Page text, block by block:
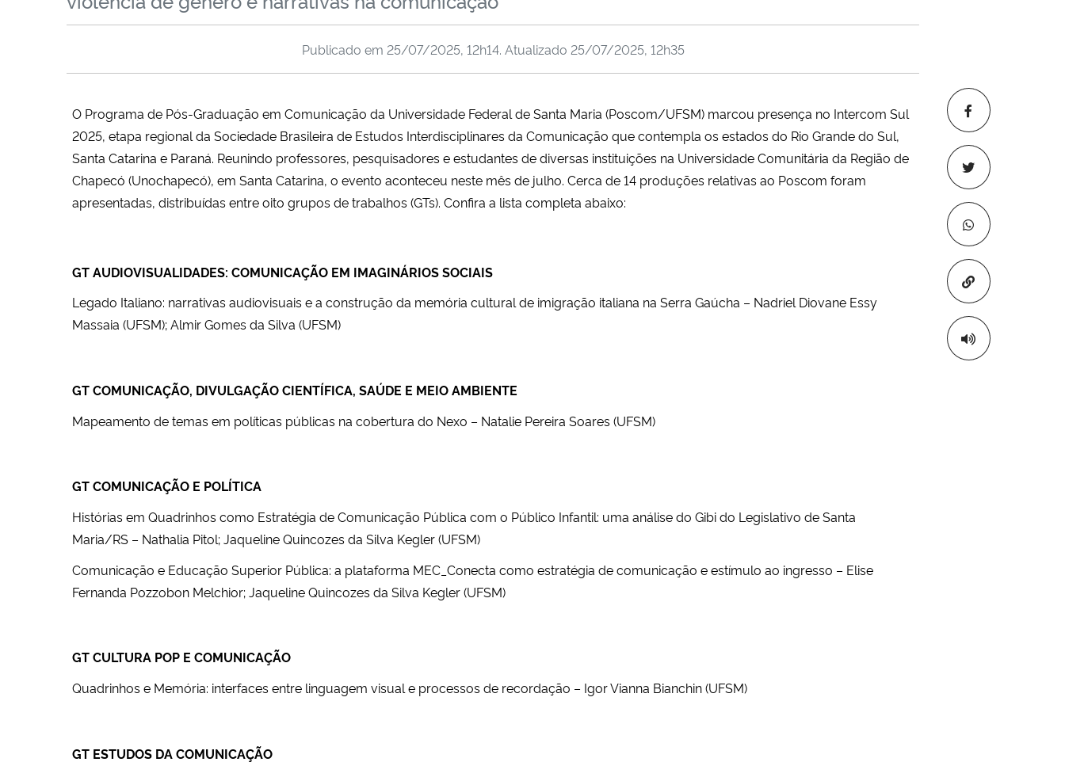
Copiar para
Publicado em 25/07/2025, 12h14. Atualizado 25/07/2025, 12h35
O Programa de Pós-Graduação em Comunicação da Universidade Federal de Santa Maria (Poscom/UFSM) marcou presença no Intercom Sul
2025, etapa regional da Sociedade Brasileira de Estudos Interdisciplinares da Comunicação que contempla os estados do Rio Grande do Sul,
Santa Catarina e Paraná. Reunindo professores, pesquisadores e estudantes de diversas instituições na Universidade Comunitária da Região de
Chapecó (Unochapecó), em Santa Catarina, o evento aconteceu neste mês de julho. Cerca de 14 produções relativas ao Poscom foram
apresentadas, distribuídas entre oito grupos de trabalhos (GTs). Confira a lista completa abaixo:
GT AUDIOVISUALIDADES: COMUNICAÇÃO EM IMAGINÁRIOS SOCIAIS
Legado Italiano: narrativas audiovisuais e a construção da memória cultural de imigração italiana na Serra Gaúcha – Nadriel Diovane Essy
Massaia (UFSM); Almir Gomes da Silva (UFSM)
GT COMUNICAÇÃO, DIVULGAÇÃO CIENTÍFICA, SAÚDE E MEIO AMBIENTE
Mapeamento de temas em políticas públicas na cobertura do Nexo – Natalie Pereira Soares (UFSM)
GT COMUNICAÇÃO E POLÍTICA
Histórias em Quadrinhos como Estratégia de Comunicação Pública com o Público Infantil: uma análise do Gibi do Legislativo de Santa
Maria/RS – Nathalia Pitol; Jaqueline Quincozes da Silva Kegler (UFSM)
Comunicação e Educação Superior Pública: a plataforma MEC_Conecta como estratégia de comunicação e estímulo ao ingresso – Elise
Fernanda Pozzobon Melchior; Jaqueline Quincozes da Silva Kegler (UFSM)
GT CULTURA POP E COMUNICAÇÃO
Quadrinhos e Memória: interfaces entre linguagem visual e processos de recordação – Igor Vianna Bianchin (UFSM)
GT ESTUDOS DA COMUNICAÇÃO